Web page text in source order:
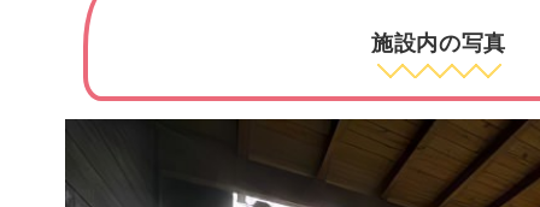
施設内の写真